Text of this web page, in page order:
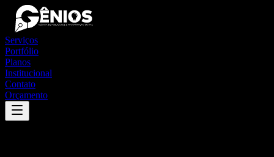
Serviços
Portfólio
Planos
Institucional
Contato
Orçamento